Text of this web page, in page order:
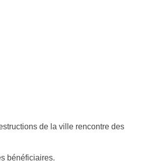
de la ville rencontre des
bénéficiaires.